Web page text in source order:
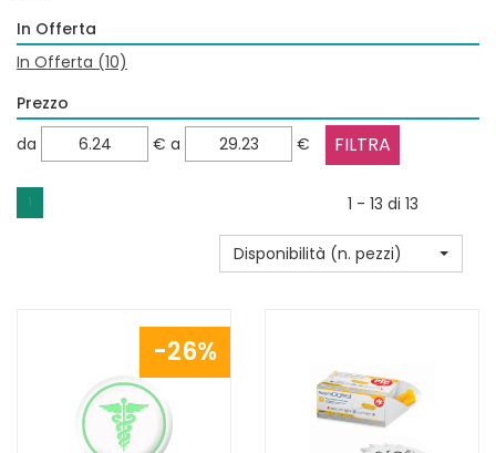
In Offerta
In Offerta (10)
Prezzo
filtra
da € filtra
a €
1 1 - 13 di 13
Disponibilità (n. pezzi)
26%